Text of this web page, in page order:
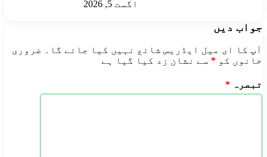
اگست 5, 2026
جواب دیں
آپ کا ای میل ایڈریس شائع نہیں کیا جائے گا۔ ضروری
خانوں کو * سے نشان زد کیا گیا ہے
تبصرہ *